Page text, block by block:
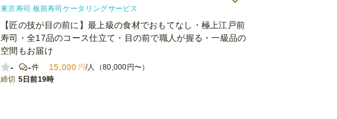
東京寿司 板前寿司ケータリングサービス
【匠の技が目の前に】最上級の食材でおもてなし・極上江戸前
寿司・全17品のコース仕立て・目の前で職人が握る・一級品の
空間もお届け
-
-件 15,000 円/人（80,000円〜）
締切 5日前19時